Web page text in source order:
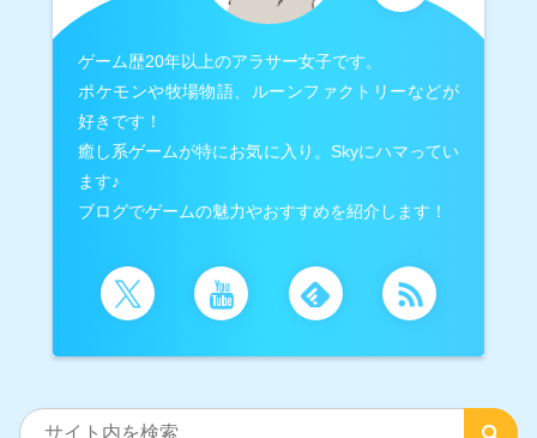
ゲーム歴20年以上のアラサー女子です。
ポケモンや牧場物語、ルーンファクトリーなどが
好きです！
癒し系ゲームが特にお気に入り。Skyにハマってい
ます♪
ブログでゲームの魅力やおすすめを紹介します！